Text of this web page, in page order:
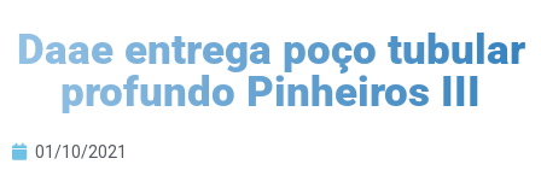
Daae entrega poço tubular
profundo Pinheiros III
01/10/2021